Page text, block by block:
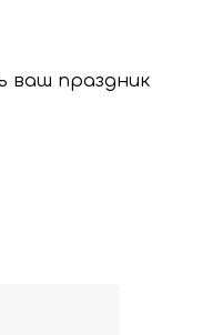
ваш праздник